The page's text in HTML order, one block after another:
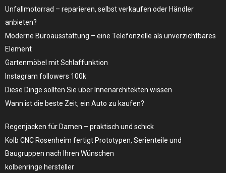
Unfallmotorrad – reparieren, selbst verkaufen oder Händler
anbieten?
Moderne Büroausstattung – eine Telefonzelle als unverzichtbares
Element
Gartenmöbel mit Schlaffunktion
Instagram followers 100k
Diese Dinge sollten Sie über Innenarchitekten wissen
Wann ist die beste Zeit, ein Auto zu kaufen?
Regenjacken für Damen – praktisch und schick
Kolb CNC Rosenheim fertigt Prototypen, Serienteile und
Baugruppen nach Ihren Wünschen
kolbenringe hersteller